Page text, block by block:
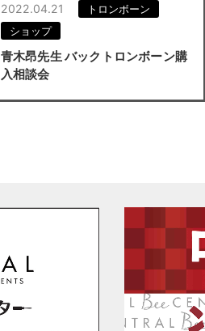
2022.04.21
トロンボーン
ショップ
青木昂先生 バックトロンボーン購
入相談会